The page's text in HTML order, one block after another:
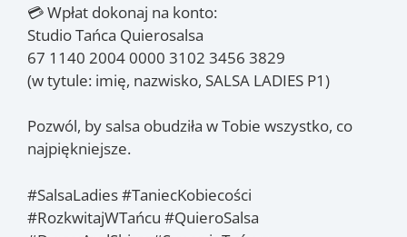
💳 Wpłat dokonaj na konto:
Studio Tańca Quierosalsa
67 1140 2004 0000 3102 3456 3829
(w tytule: imię, nazwisko, SALSA LADIES P1)
Pozwól, by salsa obudziła w Tobie wszystko, co
najpiękniejsze.
#SalsaLadies #TaniecKobiecości
#RozkwitajWTańcu #QuieroSalsa